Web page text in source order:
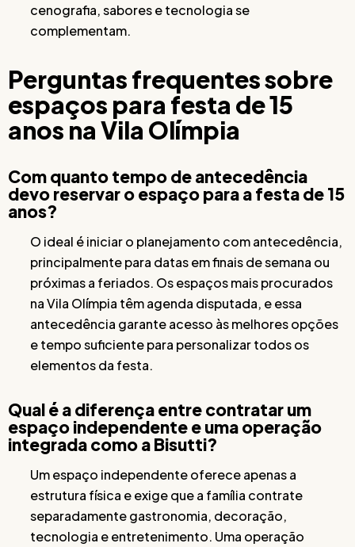
cenografia, sabores e tecnologia se
complementam.
Perguntas frequentes sobre
espaços para festa de 15
anos na Vila Olímpia
Com quanto tempo de antecedência
devo reservar o espaço para a festa de 15
anos?
O ideal é iniciar o planejamento com antecedência,
principalmente para datas em finais de semana ou
próximas a feriados. Os espaços mais procurados
na Vila Olímpia têm agenda disputada, e essa
antecedência garante acesso às melhores opções
e tempo suficiente para personalizar todos os
elementos da festa.
Qual é a diferença entre contratar um
espaço independente e uma operação
integrada como a Bisutti?
Um espaço independente oferece apenas a
estrutura física e exige que a família contrate
separadamente gastronomia, decoração,
tecnologia e entretenimento. Uma operação